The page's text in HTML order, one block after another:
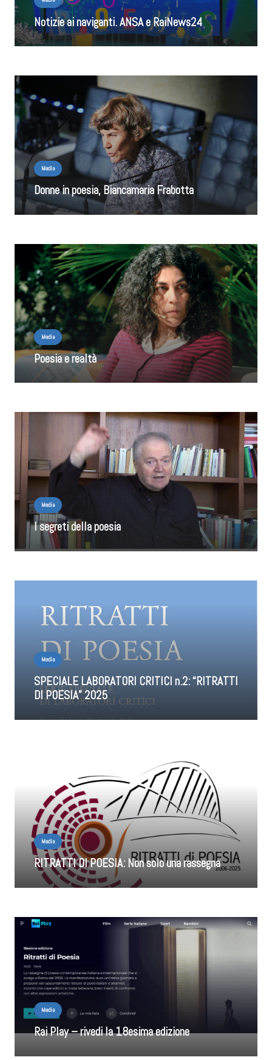
Notizie ai naviganti. ANSA e RaiNews24
Media
Donne in poesia, Biancamaria Frabotta
Media
Poesia e realtà
Media
I segreti della poesia
Media
SPECIALE LABORATORI CRITICI n.2: “RITRATTI
DI POESIA” 2025
Media
RITRATTI DI POESIA: Non solo una rassegna
Media
Rai Play – rivedi la 18esima edizione